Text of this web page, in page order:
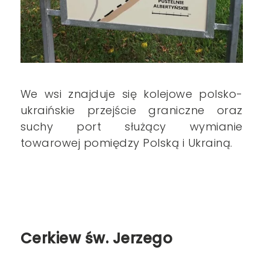
We wsi znajduje się kolejowe polsko-
ukraińskie
przejście graniczne oraz
suchy port służący wymianie
towarowej pomiędzy Polską i Ukrainą.
Cerkiew św. Jerzego